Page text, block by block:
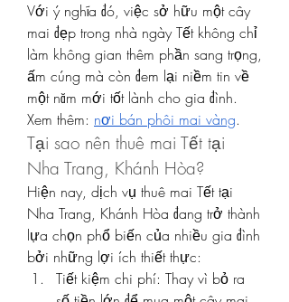
Với ý nghĩa đó, việc sở hữu một cây
mai đẹp trong nhà ngày Tết không chỉ
làm không gian thêm phần sang trọng,
ấm cúng mà còn đem lại niềm tin về
một năm mới tốt lành cho gia đình.
Xem thêm: nơi bán phôi mai vàng.
Tại sao nên thuê mai Tết tại
Nha Trang, Khánh Hòa?
Hiện nay, dịch vụ thuê mai Tết tại
Nha Trang, Khánh Hòa đang trở thành
lựa chọn phổ biến của nhiều gia đình
bởi những lợi ích thiết thực:
Tiết kiệm chi phí: Thay vì bỏ ra